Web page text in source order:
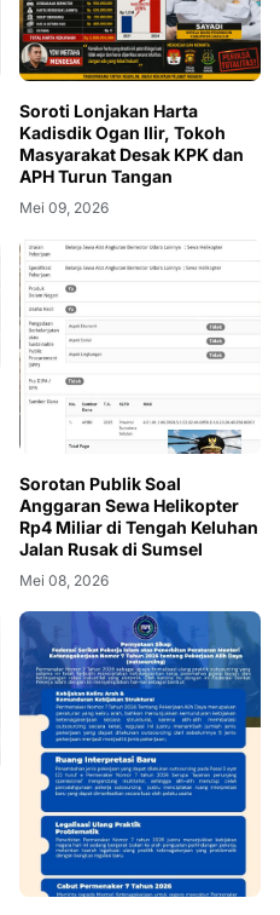
Soroti Lonjakan Harta
Kadisdik Ogan Ilir, Tokoh
Masyarakat Desak KPK dan
APH Turun Tangan
Mei 09, 2026
Sorotan Publik Soal
Anggaran Sewa Helikopter
Rp4 Miliar di Tengah Keluhan
Jalan Rusak di Sumsel
Mei 08, 2026